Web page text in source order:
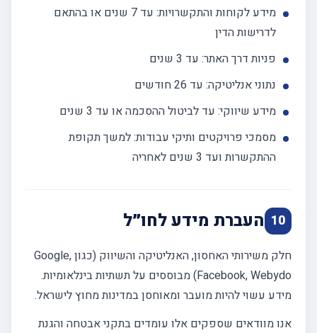
מידע לקוחות והתקשרויות: עד 7 שנים או בהתאם
לדרישות הדין
פניות דרך האתר: עד 3 שנים
נתוני אנליטיקה: עד 26 חודשים
מידע שיווקי: עד לביטול ההסכמה או עד 3 שנים
מסמכי פרויקטים ותיקי עבודות: למשך תקופת
ההתקשרות ועד 3 שנים לאחריה
10 העברת מידע לחו״ל
חלק משירותי האחסון, האנליטיקה והשיווק (כגון Google,
Facebook, Webydo) מבוססים על תשתיות בינלאומיות.
מידע עשוי להיות מועבר ומאוחסן במדינות מחוץ לישראל.
אנו מוודאים שספקים אלו עומדים בתקני אבטחה והגנת